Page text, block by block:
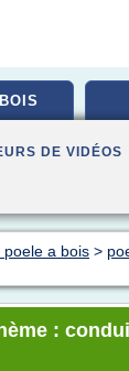
DE VIDÉOS
a bois >
: